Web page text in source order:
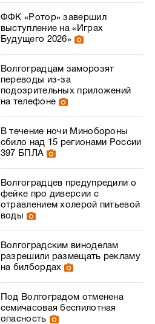
ФФК «Ротор» завершил
выступление на «Играх
Будущего 2026»
Волгоградцам заморозят
переводы из-за
подозрительных приложений
на телефоне
В течение ночи Минобороны
сбило над 15 регионами России
397 БПЛА
Волгоградцев предупредили о
фейке про диверсии с
отравлением холерой питьевой
воды
Волгоградским виноделам
разрешили размещать рекламу
на билбордах
Под Волгоградом отменена
семичасовая беспилотная
опасность